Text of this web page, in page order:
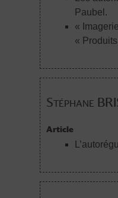
Paubel.
«
«
Stéphane
Article